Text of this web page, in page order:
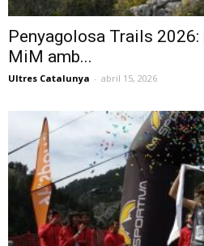
Penyagolosa Trails
MiM amb...
Ultres Catalunya - abril 15, 2026